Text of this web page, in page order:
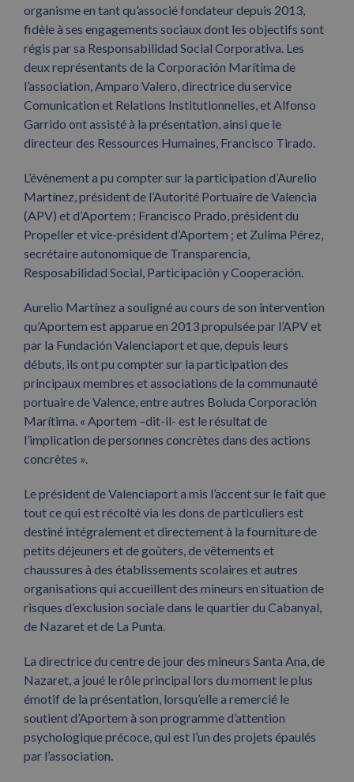
organisme en tant qu’associé fondateur depuis 2013,
fidèle à ses engagements sociaux dont les objectifs sont
régis par sa Responsabilidad Social Corporativa. Les
deux représentants de la Corporación Marítima de
l’association, Amparo Valero, directrice du service
Comunication et Relations Institutionnelles, et Alfonso
Garrido ont assisté à la présentation, ainsi que le
directeur des Ressources Humaines, Francisco Tirado.
L’évènement a pu compter sur la participation d’Aurelio
Martínez, président de l’Autorité Portuaire de Valencia
(APV) et d’Aportem ; Francisco Prado, président du
Propeller et vice-président d’Aportem ; et Zulima Pérez,
secrétaire autonomique de Transparencia,
Resposabilidad Social, Participación y Cooperación.
Aurelio Martínez a souligné au cours de son intervention
qu’Aportem est apparue en 2013 propulsée par l’APV et
par la Fundación Valenciaport et que, depuis leurs
débuts, ils ont pu compter sur la participation des
principaux membres et associations de la communauté
portuaire de Valence, entre autres Boluda Corporación
Marítima. « Aportem –dit-il- est le résultat de
l’implication de personnes concrètes dans des actions
concrètes ».
Le président de Valenciaport a mis l’accent sur le fait que
tout ce qui est récolté via les dons de particuliers est
destiné intégralement et directement à la fourniture de
petits déjeuners et de goûters, de vêtements et
chaussures à des établissements scolaires et autres
organisations qui accueillent des mineurs en situation de
risques d’exclusion sociale dans le quartier du Cabanyal,
de Nazaret et de La Punta.
La directrice du centre de jour des mineurs Santa Ana, de
Nazaret, a joué le rôle principal lors du moment le plus
émotif de la présentation, lorsqu’elle a remercié le
soutient d’Aportem à son programme d’attention
psychologique précoce, qui est l’un des projets épaulés
par l’association.